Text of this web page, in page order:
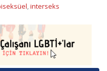
,interseks